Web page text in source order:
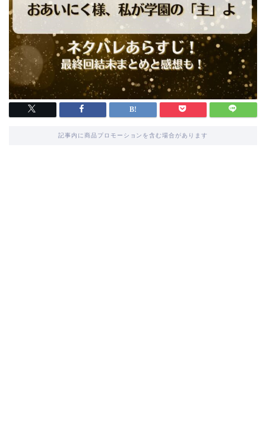
記事内に商品プロモーションを含む場合があります